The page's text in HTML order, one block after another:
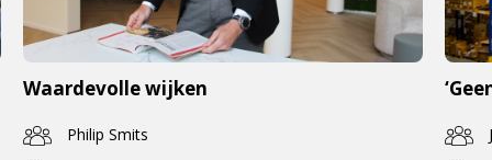
Waardevolle wijken
Philip Smits